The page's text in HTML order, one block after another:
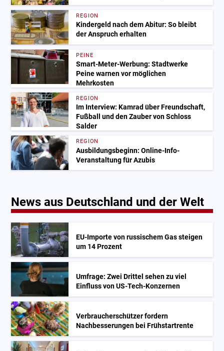
REGION
Kindergeld nach dem Abitur: So bleibt
der Anspruch erhalten
PEINE
Smart-Meter-Werbung: Stadtwerke
Peine warnen vor möglichen
Mehrkosten
REGION
Im Interview: Kamrad über Freundschaft,
Fußball und den Zauber von Schloss
Salder
REGION
Ausbildungsbeginn: Online-Info-
Veranstaltung für Azubis
News aus Deutschland und der Welt
EU-Importe von russischem Gas steigen
um 14 Prozent
Umfrage: Zwei Drittel sehen zu viel
Einfluss von US-Tech-Konzernen
Verbraucherschützer fordern
Nachbesserungen bei Frühstartrente